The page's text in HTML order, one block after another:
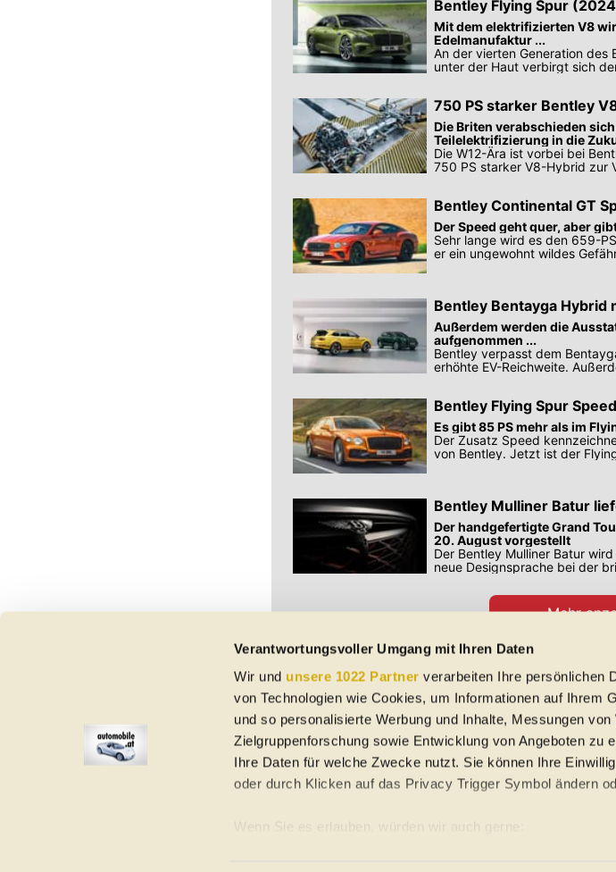
Verantwortungsvoller Umgang mit Ihren Daten
Wir und unsere 1022 Partner verarbeiten Ihre persönlichen
von Technologien wie Cookies, um Informationen auf Ihrem
und so personalisierte Werbung und Inhalte, Messungen von
Zielgruppenforschung sowie Entwicklung von Angeboten zu
Ihre Daten für welche Zwecke nutzt. Sie können Ihre
oder durch Klicken auf das Privacy Trigger Symbol ändern
Wenn Sie es erlauben, würden wir auch gerne:
Bentley Flying Spur
Mit dem elektrifizierten V8
Edelmanufaktur ...
An der vierten Generation des
unter der Haut verbirgt sich
750 PS starker Bentley
Die Briten verabschieden
Teilelektrifizierung in die
Die W12-Ära ist vorbei bei
750 PS starker V8-Hybrid zur
Bentley Continental GT
Der Speed geht quer, aber
Sehr lange wird es den 659-
er ein ungewohnt wildes
Bentley Bentayga
Außerdem werden die
aufgenommen ...
Bentley verpasst dem
erhöhte EV-Reichweite.
Bentley Flying Spur
Es gibt 85 PS mehr als im
Der Zusatz Speed
von Bentley. Jetzt ist der
Bentley Mulliner Batur
Der handgefertigte Grand
20. August vorgestellt
Der Bentley Mulliner Batur
neue Designsprache bei der
Mehr
Preisangaben in den Meldungen gelten
Vorbehaltlich Irrtümer, Schreibfehler und Zwischenverkauf.
etc. beziehen sich auf EU-Normen sowie auf Neuwagen.
Nutzungsbedingungen keine Gewähr für die Richtigkeit der